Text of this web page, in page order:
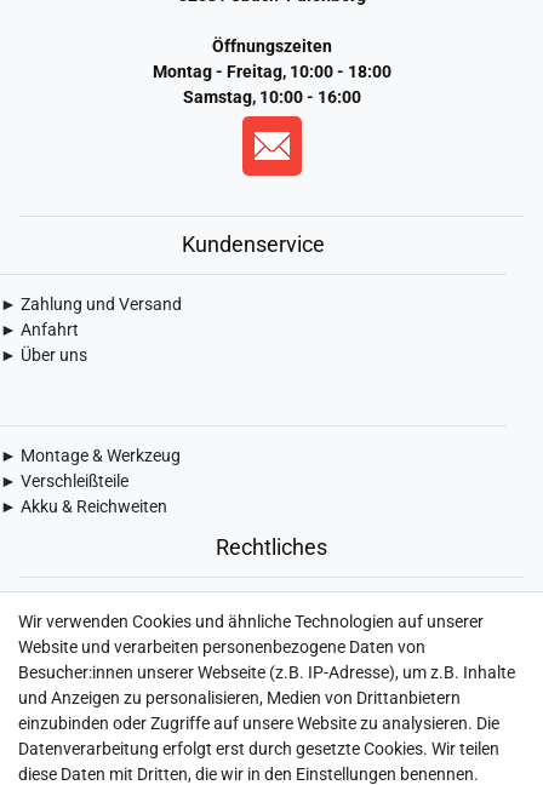
Öffnungszeiten
Montag - Freitag, 10:00 - 18:00
Samstag, 10:00 - 16:00
Kundenservice
► Zahlung und Versand
► Anfahrt
► Über uns
► Montage & Werkzeug
► Verschleißteile
► Akku & Reichweiten
Rechtliches
► Impressum
► Daten­schutz­erklärung
► AGB & Kundeninformation
► Barrierefreiheitserklärung
► Batterieentsorgung
► Kontakt
Wir verwenden Cookies und ähnliche Technologien auf unserer
Website und verarbeiten personenbezogene Daten von
Besucher:innen unserer Webseite (z.B. IP-Adresse), um z.B. Inhalte
und Anzeigen zu personalisieren, Medien von Drittanbietern
einzubinden oder Zugriffe auf unsere Website zu analysieren. Die
Datenverarbeitung erfolgt erst durch gesetzte Cookies. Wir teilen
diese Daten mit Dritten, die wir in den Einstellungen benennen.